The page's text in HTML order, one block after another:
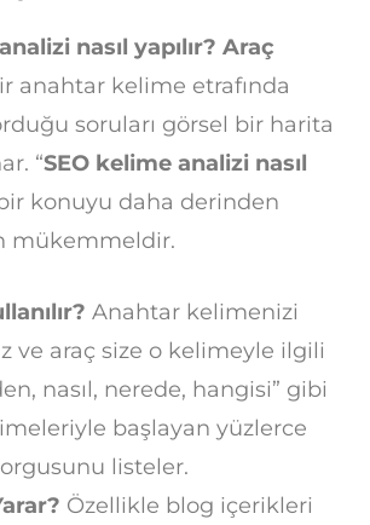
nasıl yapılır? Araç
anahtar kelime etrafında
soruları görsel bir harita
“SEO kelime analizi nasıl
konuyu daha derinden
mükemmeldir.
Anahtar kelimenizi
ve araç size o kelimeyle ilgili
nasıl, nerede, hangisi” gibi
başlayan yüzlerce
listeler.
Özellikle blog içerikleri